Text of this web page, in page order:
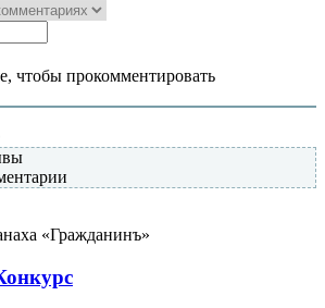
чтобы прокомментировать
«Гражданинъ»